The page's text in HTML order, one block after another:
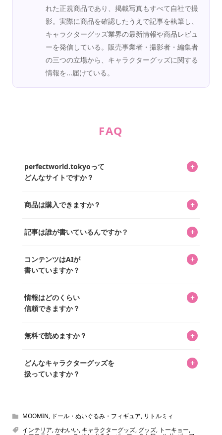
れた正規商品であり、掲載写真もすべて自社で撮
影。実際に商品を確認したうえで記事を執筆し、
キャラクターグッズ業界の最新情報や商品レビュ
ーを発信している。販売事業者・撮影者・編集者
の三つの立場から、キャラクターグッズに関する
情報を...届けている。
FAQ
perfectworld.tokyoって
どんなサイトですか？
+
ってもらうニュースサイトです。運営はキャラグッズコレ
を中心に行われており、私たちは実際に40,000種のキャラグ
商品は購入できますか？ +
「perfectworld.shop」で、ほとんど全てのアイテムを購
があり、そこからジャンプできます。
記事は誰が書いているんですか？ +
ています。記事内の99%を超えるほぼすべての写真も、1枚
ずつ心を込めて自分たちで撮影したものです。さらに、10
ッズを収集し、月に1,000点の新商品を選定・購入する編集
長KOSが全記事を監修しています。
コンテンツはAIが
書いていますか？
+
書いています。AIは使用していません。編集長KOSが最終確
認を行い、手動で更新しています。
情報はどのくらい
信頼できますか？
+
いをお届けすることは保証します。なお、記事内に価格は
め、正確な情報をお伝えできないからです。
無料で読めますか？ +
どんなキャラクターグッズを
扱っていますか？
+
ん！200種以上のトレンディなキャラクターやアニメキャラ
をご紹介しています。生まれたばかりの新しいキャラクタ
MOOMIN, ドール・ぬいぐるみ・フィギュア, リトルミィ
インテリア,かわいい, キャラクターグッズ, グッズ, トーキョー,